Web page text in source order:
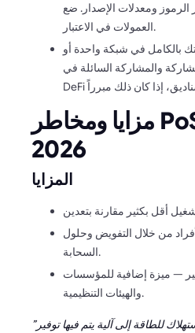
الرموز ومعدلات الإصدار. ضع
العمولات في الاعتبار.
بالكامل في شبكة واحدة أو
والمشاركة السائلة في
مزايا ومخاطر PoS في 2025-
2026
المزايا
من خلال التفويض وحلول
السحابة.
— ميزة إضافية للمؤسسات
والهيئات التنظيمية.
”الانتقال من التعدين كثيف الاستهلاك للطاقة إلى آلية يتم فيها توفير